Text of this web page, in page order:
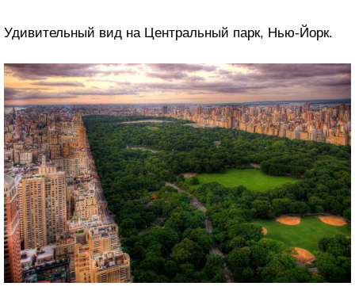
Удивительный вид на Центральный парк, Нью-Йорк.